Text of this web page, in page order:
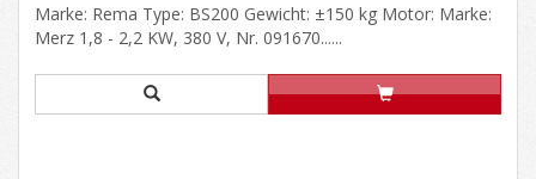
Marke: Rema Type: BS200 Gewicht: ±150 kg Motor: Marke:
Merz 1,8 - 2,2 KW, 380 V, Nr. 091670......